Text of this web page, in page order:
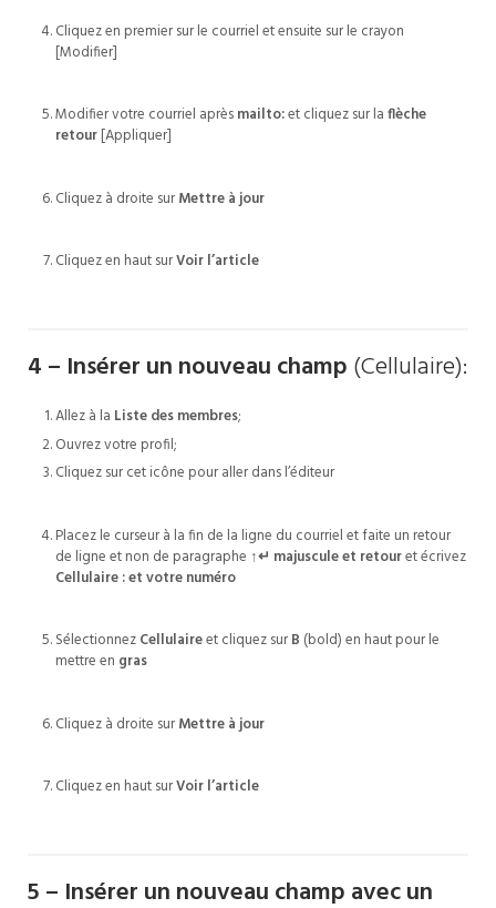
Cliquez en premier sur le courriel et ensuite sur le crayon
[Modifier]
Modifier votre courriel aprèsmailto:et cliquez sur laflèche
retour[Appliquer]
Cliquez à droite surMettre à jour
Cliquez en haut surVoir l’article
4 – Insérer un nouveau champ (Cellulaire):
Allez à la Liste des membres;
Ouvrez votre profil;
Cliquez sur cet icône pour aller dans l’éditeur
Placez le curseur à la fin de la ligne du courriel et faite un retour
de ligne et non de paragraphe ↑↵ majuscule et retouret écrivez
Cellulaire : et votre numéro
SélectionnezCellulaireet cliquez surB (bold) en haut pour le
mettre en gras
Cliquez à droite surMettre à jour
Cliquez en haut surVoir l’article
5 – Insérer un nouveau champ avec un